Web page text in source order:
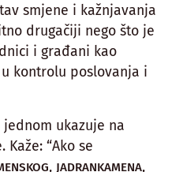
smjene i kažnjavanja
drugačiji nego što je
i građani kao
kontrolu poslovanja i
jednom ukazuje na
“Ako se
, JADRANKAMENA,